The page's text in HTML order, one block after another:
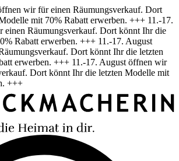
wir für einen Räumungsverkauf. Dort
mit 70% Rabatt erwerben. +++ 11.-17.
einen Räumungsverkauf. Dort könnt Ihr die
Rabatt erwerben. +++ 11.-17. August
Dort könnt Ihr die letzten
erwerben. +++ 11.-17. August öffnen wir
Dort könnt Ihr die letzten Modelle mit
+++